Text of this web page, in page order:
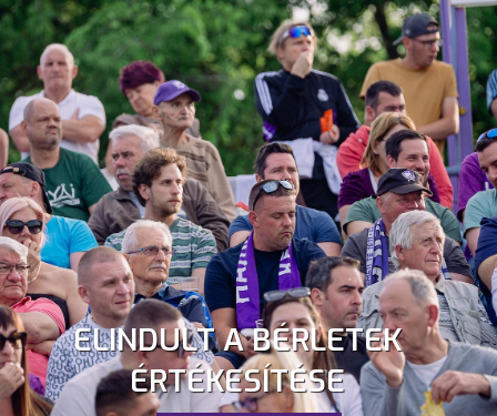
ELINDULT A BÉRLETEK
ÉRTÉKESÍTÉSE